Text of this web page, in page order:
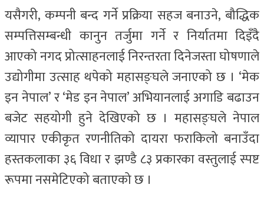
यसैगरी, कम्पनी बन्द गर्ने प्रक्रिया सहज बनाउने, बौद्धिक
सम्पत्तिसम्बन्धी कानुन तर्जुमा गर्ने र निर्यातमा दिइँदै
आएको नगद प्रोत्साहनलाई निरन्तरता दिनेजस्ता घोषणाले
उद्योगीमा उत्साह थपेको महासङ्घले जनाएको छ । ‘मेक
इन नेपाल’ र ‘मेड इन नेपाल’ अभियानलाई अगाडि बढाउन
बजेट सहयोगी हुने देखिएको छ । महासङ्घले नेपाल
व्यापार एकीकृत रणनीतिको दायरा फराकिलो बनाउँदा
हस्तकलाका ३६ विधा र झण्डै ८३ प्रकारका वस्तुलाई स्पष्ट
रूपमा नसमेटिएको बताएको छ ।